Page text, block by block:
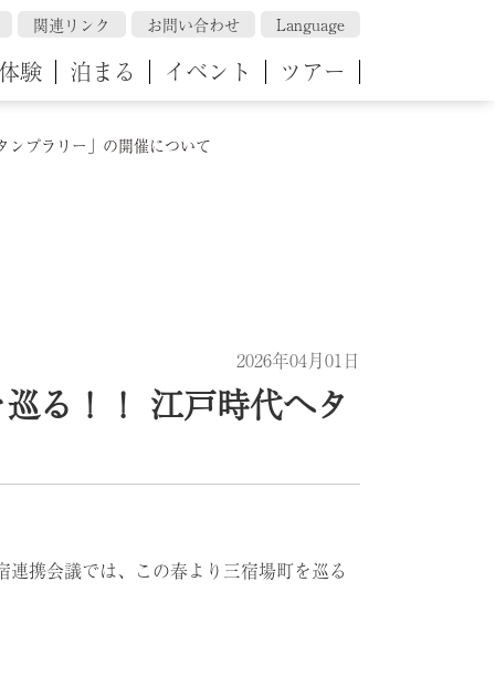
関連リンク お問い合わせ Language
験 泊まる イベント ツアー
プラリー」の開催について
2026年04月01日
る！！ 江戸時代へタ
携会議では、この春より三宿場町を巡る